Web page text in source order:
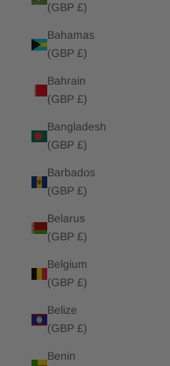
(GBP £)
Bahamas
(GBP £)
Bahrain
(GBP £)
Bangladesh
(GBP £)
Barbados
(GBP £)
Belarus
(GBP £)
Belgium
(GBP £)
Belize
(GBP £)
Benin